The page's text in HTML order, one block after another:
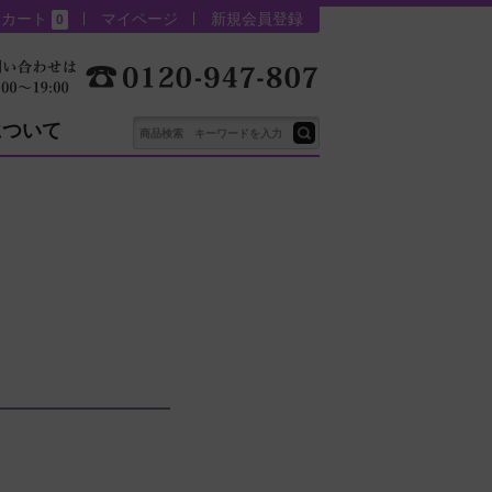
カート 0 マイページ 新規会員登録
いて